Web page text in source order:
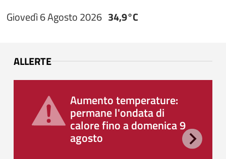
Giovedì 6 Agosto 2026 34,9°C
ALLERTE
Aumento temperature:
permane l'ondata di
calore fino a domenica 9
agosto